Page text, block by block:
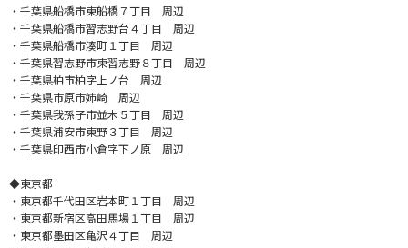
・千葉県船橋市東船橋７丁目 周辺
・千葉県船橋市習志野台４丁目 周辺
・千葉県船橋市湊町１丁目 周辺
・千葉県習志野市東習志野８丁目 周辺
・千葉県柏市柏字上ノ台 周辺
・千葉県市原市姉崎 周辺
・千葉県我孫子市並木５丁目 周辺
・千葉県浦安市東野３丁目 周辺
・千葉県印西市小倉字下ノ原 周辺
◆東京都
・東京都千代田区岩本町１丁目 周辺
・東京都新宿区高田馬場１丁目 周辺
・東京都墨田区亀沢４丁目 周辺